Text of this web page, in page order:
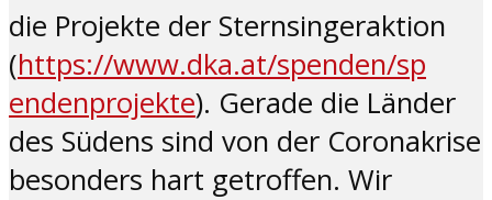
die Projekte der Sternsingeraktion
(https://www.dka.at/spenden/sp
endenprojekte). Gerade die Länder
des Südens sind von der Coronakrise
besonders hart getroffen. Wir